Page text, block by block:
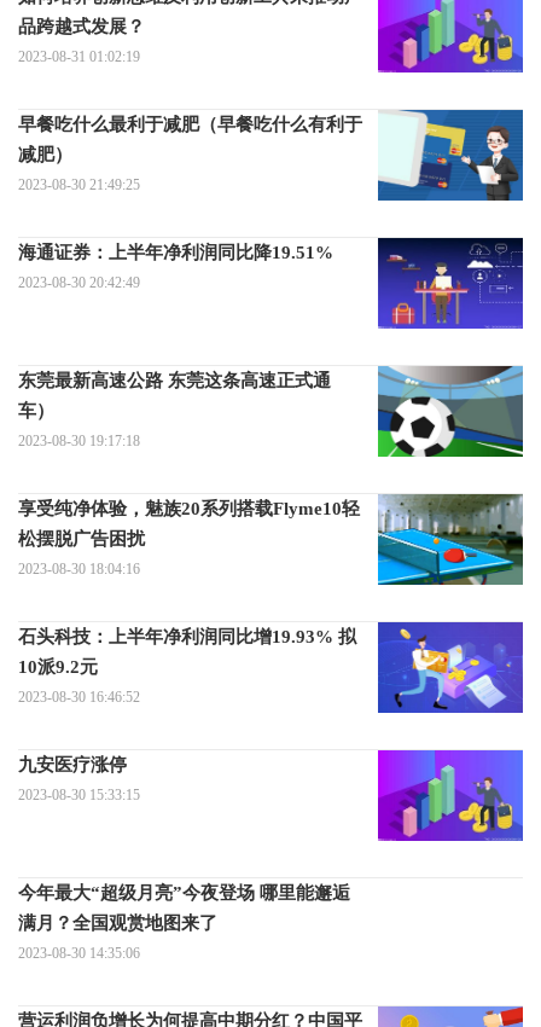
品跨越式发展？
2023-08-31 01:02:19
早餐吃什么最利于减肥（早餐吃什么有利于
减肥）
2023-08-30 21:49:25
海通证券：上半年净利润同比降19.51%
2023-08-30 20:42:49
东莞最新高速公路 东莞这条高速正式通
车）
2023-08-30 19:17:18
享受纯净体验，魅族20系列搭载Flyme10轻
松摆脱广告困扰
2023-08-30 18:04:16
石头科技：上半年净利润同比增19.93% 拟
10派9.2元
2023-08-30 16:46:52
九安医疗涨停
2023-08-30 15:33:15
今年最大“超级月亮”今夜登场 哪里能邂逅
满月？全国观赏地图来了
2023-08-30 14:35:06
营运利润负增长为何提高中期分红？中国平